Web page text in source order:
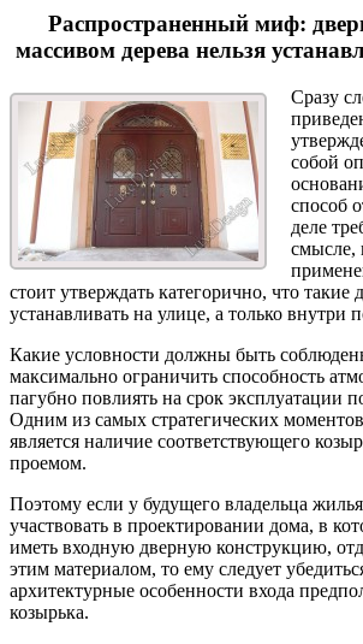
Распространенный миф:
массивом дерева нельзя
Сразу
собой
способ
деле
смысле,
стоит утверждать категорично, что такие
устанавливать на улице, а только внутри
Какие условности должны быть
максимально ограничить способность
пагубно повлиять на срок эксплуатации
Одним из самых стратегических
является наличие соответствующего
проемом.
Поэтому если у будущего владельца
участвовать в проектировании дома, в
иметь входную дверную конструкцию,
этим материалом, то ему следует
архитектурные особенности входа
козырька.